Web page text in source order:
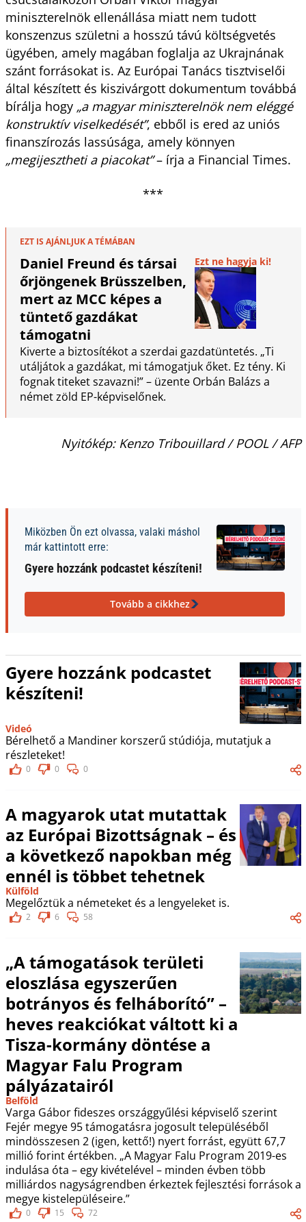
miniszterelnök ellenállása miatt nem tudott
konszenzus születni a hosszú távú költségvetés
ügyében, amely magában foglalja az Ukrajnának
szánt forrásokat is. Az Európai Tanács tisztviselői
által készített és kiszivárgott dokumentum továbbá
bírálja hogy „a magyar miniszterelnök nem eléggé
konstruktív viselkedését”, ebből is ered az uniós
finanszírozás lassúsága, amely könnyen
„megijesztheti a piacokat”– írja a Financial Times.
***
EZT IS AJÁNLJUK A TÉMÁBAN
Daniel Freund és társai
őrjöngenek Brüsszelben,
mert az MCC képes a
tüntető gazdákat
támogatni
Ezt ne hagyja ki!
Kiverte a biztosítékot a szerdai gazdatüntetés. „Ti
utáljátok a gazdákat, mi támogatjuk őket. Ez tény. Ki
fognak titeket szavazni!” – üzente Orbán Balázs a
német zöld EP-képviselőnek.
Nyitókép: Kenzo Tribouillard / POOL / AFP
Miközben Ön ezt olvassa, valaki máshol
már kattintott erre:
Gyere hozzánk podcastet készíteni!
Tovább a cikkhez
Gyere hozzánk podcastet
készíteni!
Videó
Bérelhető a Mandiner korszerű stúdiója, mutatjuk a
részleteket!
0 0 0
A magyarok utat mutattak
az Európai Bizottságnak – és
a következő napokban még
ennél is többet tehetnek
Külföld
Megelőztük a németeket és a lengyeleket is.
2 6 58
„A támogatások területi
eloszlása egyszerűen
botrányos és felháborító” –
heves reakciókat váltott ki a
Tisza-kormány döntése a
Magyar Falu Program
pályázatairól
Belföld
Varga Gábor fideszes országgyűlési képviselő szerint
Fejér megye 95 támogatásra jogosult településéből
mindösszesen 2 (igen, kettő!) nyert forrást, együtt 67,7
millió forint értékben. „A Magyar Falu Program 2019-es
indulása óta – egy kivételével – minden évben több
milliárdos nagyságrendben érkeztek fejlesztési források a
megye kistelepüléseire.”
0 15 72